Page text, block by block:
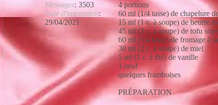
Messages: 3503
Date d'inscription:
29/04/2021
4 portions
60 ml (1/4 tasse) de chapelure
15 ml (1 c. à soupe) de beurre
45 ml (3 c. à soupe) de tofu
60 ml (1/4 tasse) de fromage à
30 ml (2 c. à soupe) de miel
5 ml (1 c. à thé) de vanille
1 oeuf
quelques framboises
PRÉPARATION